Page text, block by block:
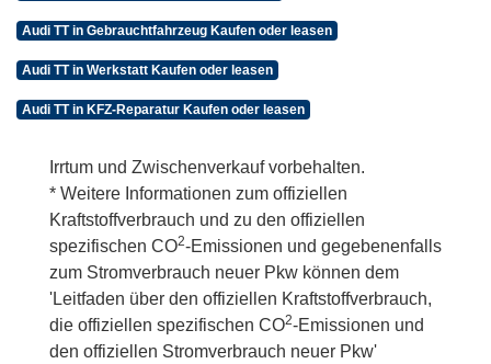
Audi TT in Gebrauchtfahrzeug Kaufen oder leasen
Audi TT in Werkstatt Kaufen oder leasen
Audi TT in KFZ-Reparatur Kaufen oder leasen
Irrtum und Zwischenverkauf vorbehalten.
* Weitere Informationen zum offiziellen
Kraftstoffverbrauch und zu den offiziellen
spezifischen CO2-Emissionen und gegebenenfalls
zum Stromverbrauch neuer Pkw können dem
'Leitfaden über den offiziellen Kraftstoffverbrauch,
die offiziellen spezifischen CO2-Emissionen und
den offiziellen Stromverbrauch neuer Pkw'